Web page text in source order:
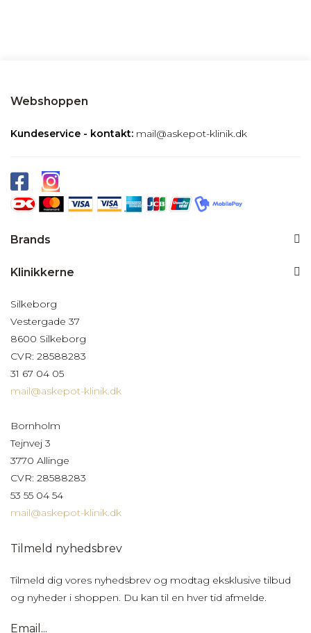
Webshoppen
Kundeservice - kontakt: mail@askepot-klinik.dk
Brands
Klinikkerne
Silkeborg
Vestergade 37
8600 Silkeborg
CVR: 28588283
31 67 04 05
mail@askepot-klinik.dk
Bornholm
Tejnvej 3
3770 Allinge
CVR: 28588283
53 55 04 54
mail@askepot-klinik.dk
Tilmeld nyhedsbrev
Tilmeld dig vores nyhedsbrev og modtag eksklusive tilbud
og nyheder i shoppen. Du kan til en hver tid afmelde.